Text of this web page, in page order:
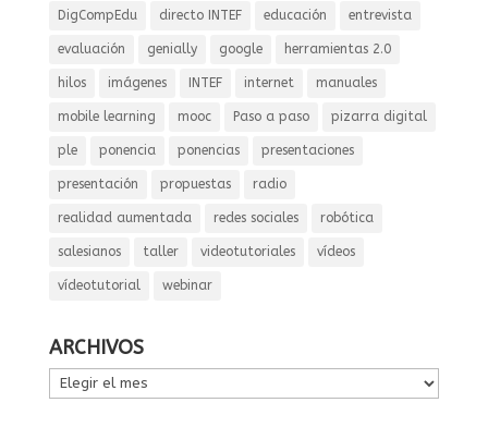
DigCompEdu directo INTEF educación entrevista
evaluación genially google herramientas 2.0
hilos imágenes INTEF internet manuales
mobile learning mooc Paso a paso pizarra digital
ple ponencia ponencias presentaciones
presentación propuestas radio
realidad aumentada redes sociales robótica
salesianos taller videotutoriales vídeos
vídeotutorial webinar
ARCHIVOS
ARCHIVOS